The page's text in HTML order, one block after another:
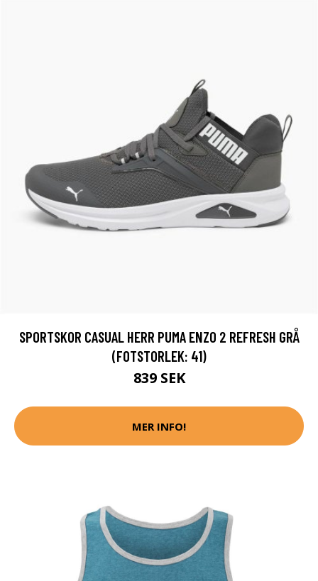
SPORTSKOR CASUAL HERR PUMA ENZO 2 REFRESH GRÅ
(FOTSTORLEK: 41)
839 SEK
MER INFO!